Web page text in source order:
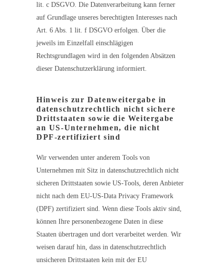
lit. c DSGVO. Die Datenverarbeitung kann ferner
auf Grundlage unseres berechtigten Interesses nach
Art. 6 Abs. 1 lit. f DSGVO erfolgen. Über die
jeweils im Einzelfall einschlägigen
Rechtsgrundlagen wird in den folgenden Absätzen
dieser Datenschutzerklärung informiert.
Hinweis zur Datenweitergabe in
datenschutzrechtlich nicht sichere
Drittstaaten sowie die Weitergabe
an US-Unternehmen, die nicht
DPF-zertifiziert sind
Wir verwenden unter anderem Tools von
Unternehmen mit Sitz in datenschutzrechtlich nicht
sicheren Drittstaaten sowie US-Tools, deren Anbieter
nicht nach dem EU-US-Data Privacy Framework
(DPF) zertifiziert sind. Wenn diese Tools aktiv sind,
können Ihre personenbezogene Daten in diese
Staaten übertragen und dort verarbeitet werden. Wir
weisen darauf hin, dass in datenschutzrechtlich
unsicheren Drittstaaten kein mit der EU